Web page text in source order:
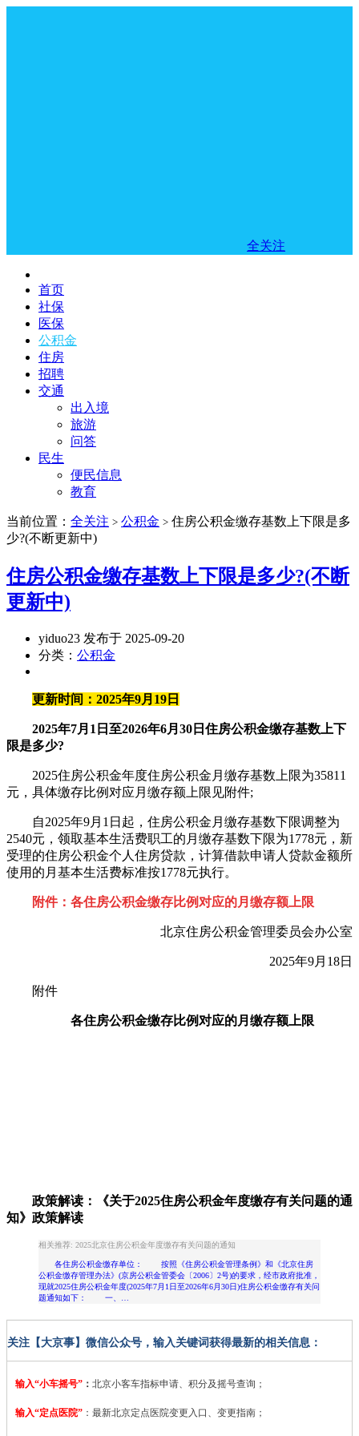
全关注
首页
社保
医保
公积金
住房
招聘
交通
出入境
旅游
问答
民生
便民信息
教育
当前位置： 全关注 > 公积金 > 住房公积金缴存基数上下限是多
少?(不断更新中)
住房公积金缴存基数上下限是多少?(不断
更新中)
yiduo23 发布于 2025-09-20
分类： 公积金
更新时间：2025年9月19日
2025年7月1日至2026年6月30日住房公积金缴存基数上下
限是多少?
2025住房公积金年度住房公积金月缴存基数上限为35811
元，具体缴存比例对应月缴存额上限见附件;
自2025年9月1日起，住房公积金月缴存基数下限调整为
2540元，领取基本生活费职工的月缴存基数下限为1778元，新
受理的住房公积金个人住房贷款，计算借款申请人贷款金额所
使用的月基本生活费标准按1778元执行。
附件：各住房公积金缴存比例对应的月缴存额上限
北京住房公积金管理委员会办公室
2025年9月18日
附件
各住房公积金缴存比例对应的月缴存额上限
政策解读：《关于2025住房公积金年度缴存有关问题的通
知》政策解读
相关推荐: 2025北京住房公积金年度缴存有关问题的通知
各住房公积金缴存单位： 按照《住房公积金管理条例》和《北京住房
公积金缴存管理办法》(京房公积金管委会〔2006〕2号)的要求，经市政府批准，
现就2025住房公积金年度(2025年7月1日至2026年6月30日)住房公积金缴存有关问
题通知如下： 一、…
关注【大京事】微信公众号，输入关键词获得最新的相关信息：
输入“小车摇号” ： 北京小客车指标申请、积分及摇号查询；
输入“定点医院” ： 最新北京定点医院变更入口、变更指南；